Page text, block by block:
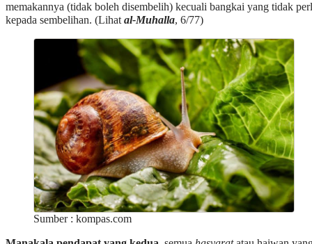
memakannya (tidak boleh disembelih) kecuali bangkai yang tidak
kepada sembelihan. (Lihatal-Muhalla, 6/77)
Sumber : kompas.com